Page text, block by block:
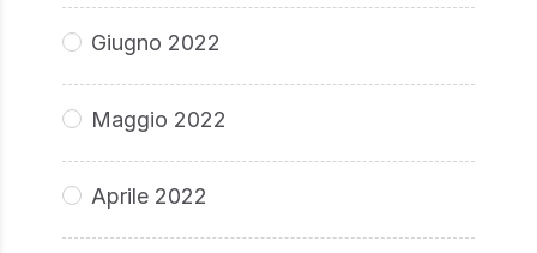
Giugno 2022
Maggio 2022
Aprile 2022